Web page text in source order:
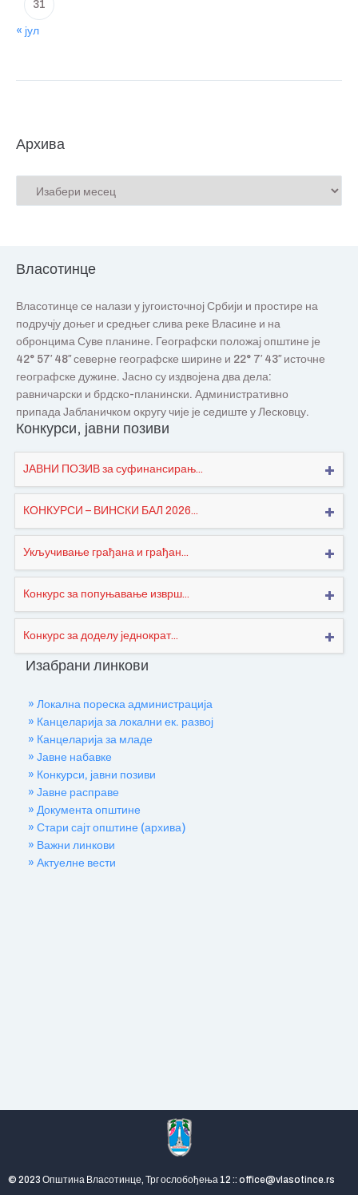
31
« јул
Архива
Власотинце
Власотинце се налази у југоисточној Србији и простире на
подручју доњег и средњег слива реке Власине и на
обронцима Суве планине. Географски положај општине је
42° 57′ 48″ северне географске ширине и 22° 7′ 43″ источне
географске дужине. Јасно су издвојена два дела:
равничарски и брдско-планински. Административно
припада Јабланичком округу чије је седиште у Лесковцу.
Конкурси, јавни позиви
ЈАВНИ ПОЗИВ за суфинансирањ...
КОНКУРСИ – ВИНСКИ БАЛ 2026...
Укључивање грађана и грађан...
Конкурс за попуњавање изврш...
Конкурс за доделу једнократ...
Изабрани линкови
» Локална пореска администрација
» Канцеларија за локални ек. развој
» Канцеларија за младе
» Јавне набавке
» Конкурси, јавни позиви
» Јавне расправе
» Документа општине
» Стари сајт општине (архива)
» Важни линкови
» Актуелне вести
© 2023 Општина Власотинце, Трг ослобођења 12 :: office@vlasotince.rs